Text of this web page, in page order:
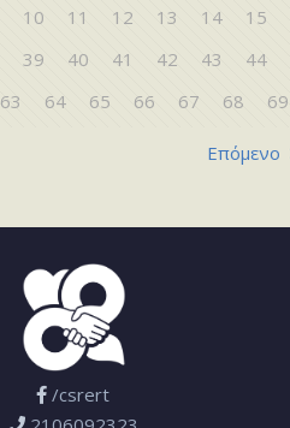
10 11 12 13 14 15
39 40 41 42 43 44
63 64 65 66 67 68 69
Επόμενο
/csrert